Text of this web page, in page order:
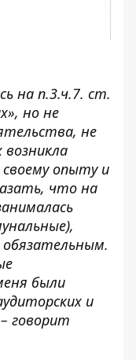
на п.3.ч.7. ст.
но не
не
возникла
опыту и
что на
обязательным.
были
и
говорит